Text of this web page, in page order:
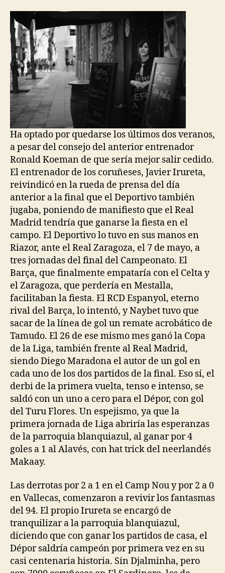
Ha optado por quedarse los últimos dos veranos,
a pesar del consejo del anterior entrenador
Ronald Koeman de que sería mejor salir cedido.
El entrenador de los coruñeses, Javier Irureta,
reivindicó en la rueda de prensa del día
anterior a la final que el Deportivo también
jugaba, poniendo de manifiesto que el Real
Madrid tendría que ganarse la fiesta en el
campo. El Deportivo lo tuvo en sus manos en
Riazor, ante el Real Zaragoza, el 7 de mayo, a
tres jornadas del final del Campeonato. El
Barça, que finalmente empataría con el Celta y
el Zaragoza, que perdería en Mestalla,
facilitaban la fiesta. El RCD Espanyol, eterno
rival del Barça, lo intentó, y Naybet tuvo que
sacar de la línea de gol un remate acrobático de
Tamudo. El 26 de ese mismo mes ganó la Copa
de la Liga, también frente al Real Madrid,
siendo Diego Maradona el autor de un gol en
cada uno de los dos partidos de la final. Eso sí, el
derbi de la primera vuelta, tenso e intenso, se
saldó con un uno a cero para el Dépor, con gol
del Turu Flores. Un espejismo, ya que la
primera jornada de Liga abriría las esperanzas
de la parroquia blanquiazul, al ganar por 4
goles a 1 al Alavés, con hat trick del neerlandés
Makaay.
Las derrotas por 2 a 1 en el Camp Nou y por 2 a 0
en Vallecas, comenzaron a revivir los fantasmas
del 94. El propio Irureta se encargó de
tranquilizar a la parroquia blanquiazul,
diciendo que con ganar los partidos de casa, el
Dépor saldría campeón por primera vez en su
casi centenaria historia. Sin Djalminha, pero